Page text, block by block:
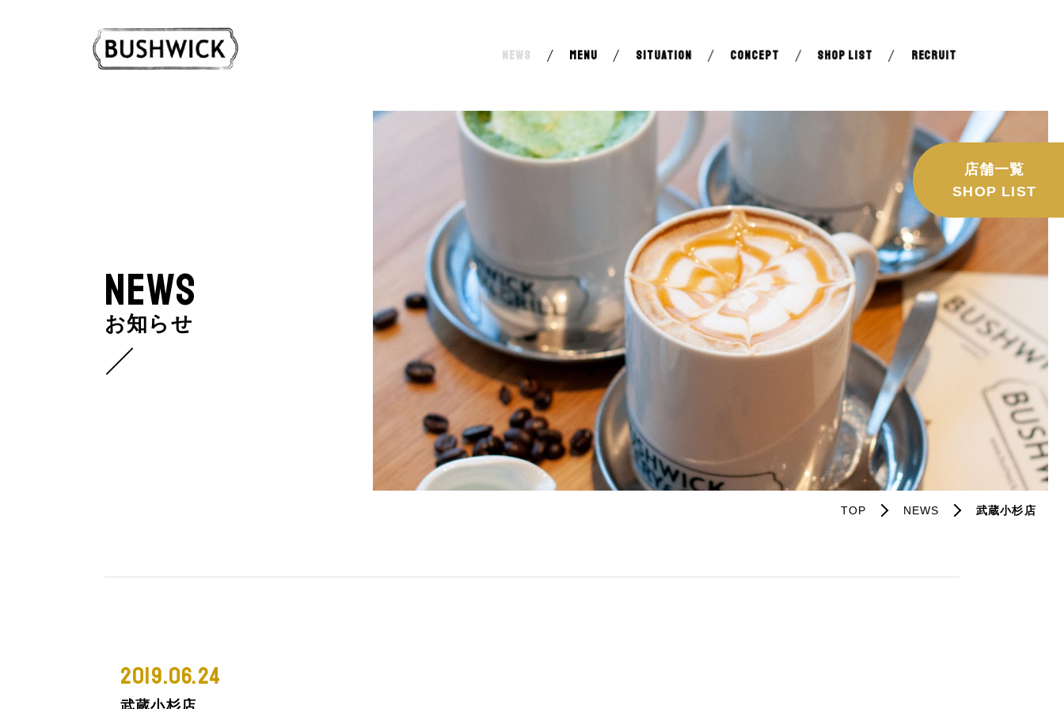
NEWS MENU SITUATION CONCEPT SHOP LIST RECRUIT
NEWS
お知らせ
店舗一覧
SHOP LIST
TOP NEWS 武蔵小杉店
2019.06.24
武蔵小杉店